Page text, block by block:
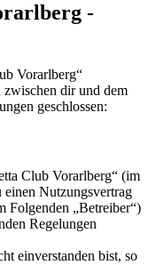
-
Vorarlberg“
zwischen dir und dem
geschlossen:
Club Vorarlberg“ (im
einen Nutzungsvertrag
Folgenden „Betreiber“)
Regelungen
einverstanden bist, so